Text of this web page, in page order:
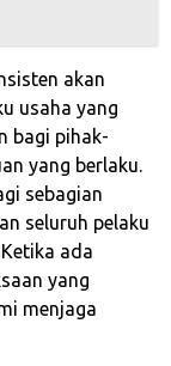
akan
usaha yang
bagi pihak-
yang berlaku.
sebagian
seluruh pelaku
ada
yang
menjaga